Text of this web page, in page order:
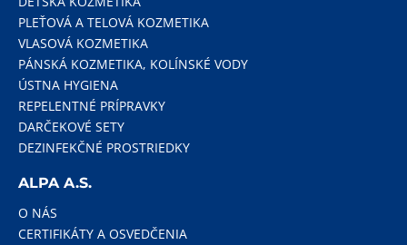
PLEŤOVÁ A TELOVÁ KOZMETIKA
VLASOVÁ KOZMETIKA
PÁNSKÁ KOZMETIKA, KOLÍNSKÉ VODY
ÚSTNA HYGIENA
REPELENTNÉ PRÍPRAVKY
DARČEKOVÉ SETY
DEZINFEKČNÉ PROSTRIEDKY
ALPA A.S.
O NÁS
CERTIFIKÁTY A OSVEDČENIA